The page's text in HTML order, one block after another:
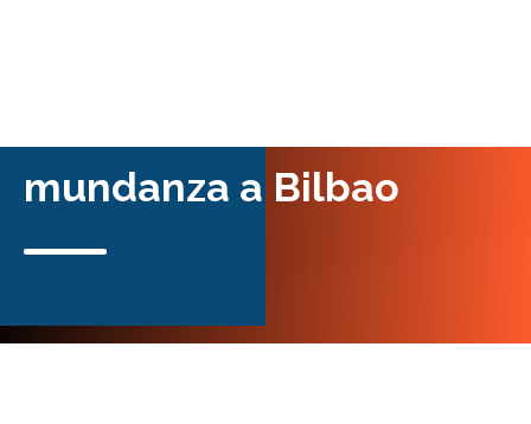
mundanza a Bilbao